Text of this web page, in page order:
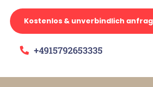
Kostenlos & unverbindlich
+4915792653335